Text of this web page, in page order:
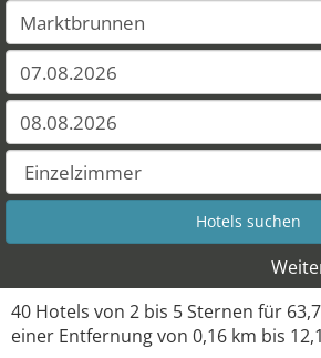
40 Hotels von 2 bis 5 Sternen für
einer Entfernung von 0,16 km bis